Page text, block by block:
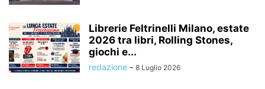
Librerie Feltrinelli Milano, estate
2026 tra libri, Rolling Stones,
giochi e...
redazione - 8 Luglio 2026